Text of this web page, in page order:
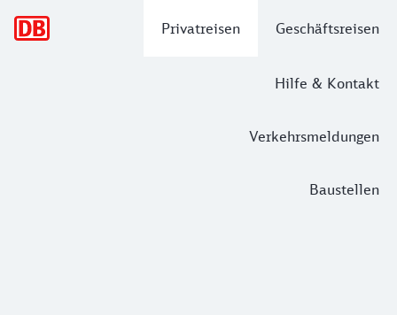
Privatreisen Geschäftsreisen
Hilfe & Kontakt
Verkehrsmeldungen
Baustellen